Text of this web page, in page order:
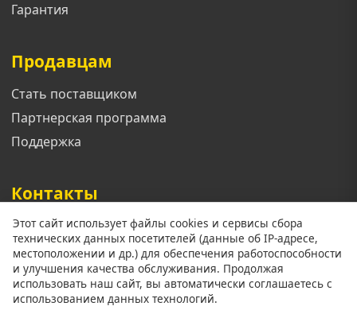
Гарантия
Продавцам
Стать поставщиком
Партнерская программа
Поддержка
Контакты
Телефон: +7 913 833 1461
Email: support@mgoroda.ru
Адрес: г. Красноярск ул. (Добавить позже)
Этот сайт использует файлы cookies и сервисы сбора
технических данных посетителей (данные об IP-адресе,
местоположении и др.) для обеспечения работоспособности
и улучшения качества обслуживания. Продолжая
использовать наш сайт, вы автоматически соглашаетесь с
использованием данных технологий.